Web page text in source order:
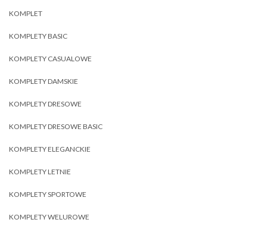
KOMPLET
KOMPLETY BASIC
KOMPLETY CASUALOWE
KOMPLETY DAMSKIE
KOMPLETY DRESOWE
KOMPLETY DRESOWE BASIC
KOMPLETY ELEGANCKIE
KOMPLETY LETNIE
KOMPLETY SPORTOWE
KOMPLETY WELUROWE